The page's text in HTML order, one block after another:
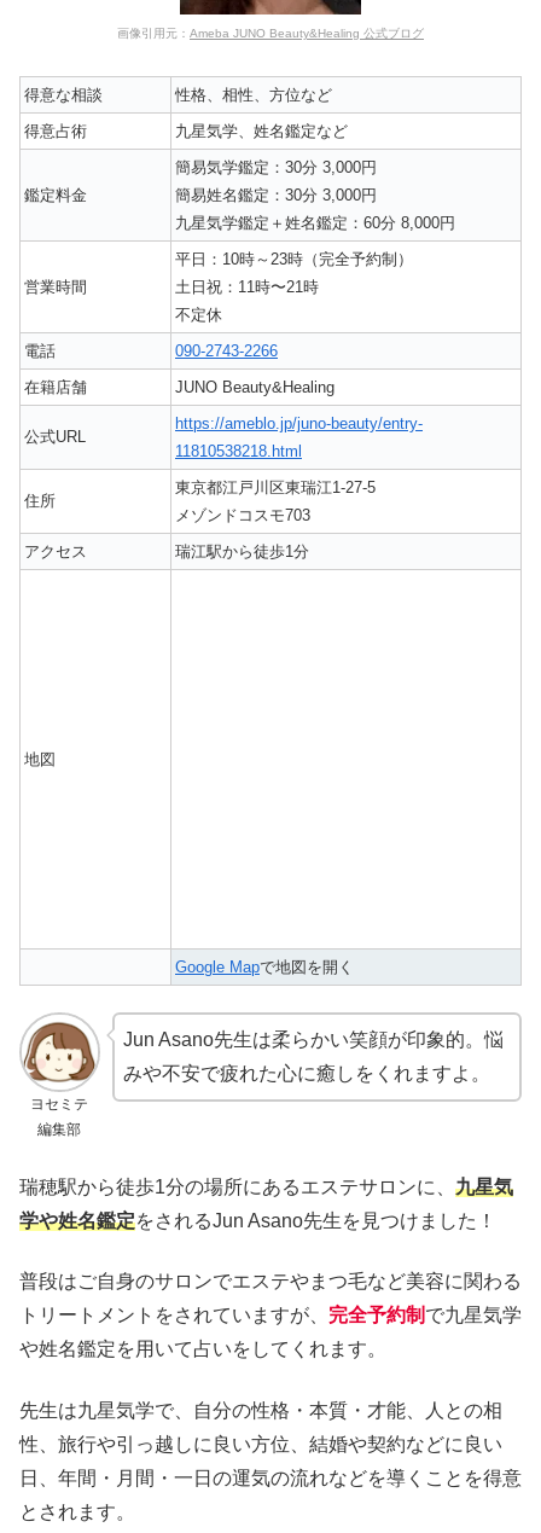
画像引用元： Ameba JUNO Beauty&Healing 公式ブログ
得意な相談
性格、相性、方位など
得意占術
九星気学、姓名鑑定など
鑑定料金
簡易気学鑑定：30分 3,000円
簡易姓名鑑定：30分 3,000円
九星気学鑑定＋姓名鑑定：60分 8,000円
営業時間
平日：10時～23時（完全予約制）
土日祝：11時〜21時
不定休
電話
090-2743-2266
在籍店舗
JUNO Beauty&Healing
公式URL
https://ameblo.jp/juno-beauty/entry-
11810538218.html
住所
東京都江戸川区東瑞江1-27-5
メゾンドコスモ703
アクセス
瑞江駅から徒歩1分
地図
Google Mapで地図を開く
ヨセミテ
編集部
Jun Asano先生は柔らかい笑顔が印象的。悩
みや不安で疲れた心に癒しをくれますよ。
瑞穂駅から徒歩1分の場所にあるエステサロンに、 九星気
学や姓名鑑定をされるJun Asano先生を見つけました！
普段はご自身のサロンでエステやまつ毛など美容に関わる
トリートメントをされていますが、 完全予約制 で九星気学
や姓名鑑定を用いて占いをしてくれます。
先生は九星気学で、自分の性格・本質・才能、人との相
性、旅行や引っ越しに良い方位、結婚や契約などに良い
日、年間・月間・一日の運気の流れなどを導くことを得意
とされます。